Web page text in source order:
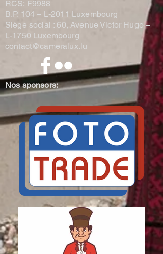
RCS: F9988
B.P. 104 – L-2011 Luxembourg
Siège social : 60, Avenue Victor Hugo –
L-1750 Luxembourg
contact@cameralux.lu
Nos sponsors: